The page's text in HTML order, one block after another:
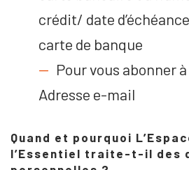
crédit/ date
carte de banque
Pour vous abonner
Adresse e-mail
Quand et pourquoi
l’Essentiel traite-t-il des